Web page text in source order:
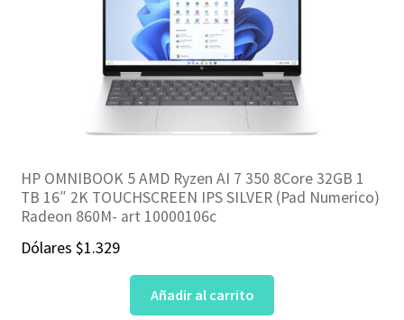
HP OMNIBOOK 5 AMD Ryzen AI 7 350 8Core 32GB 1
TB 16″ 2K TOUCHSCREEN IPS SILVER (Pad Numerico)
Radeon 860M- art 10000106c
Dólares $1.329
Añadir al carrito